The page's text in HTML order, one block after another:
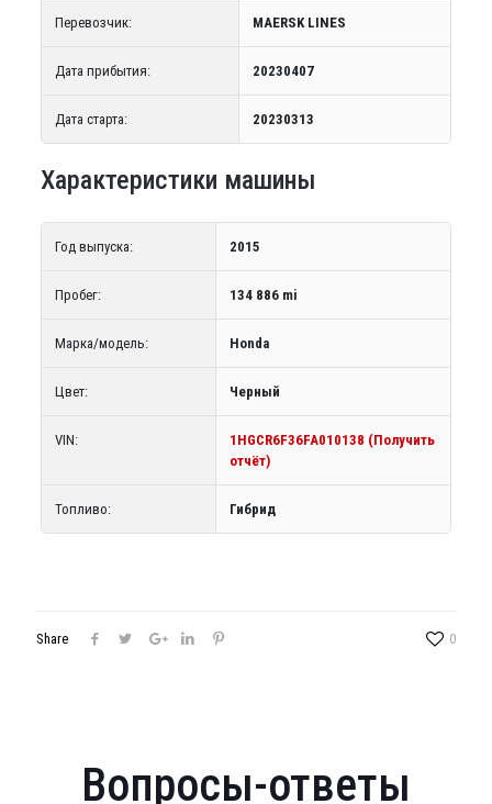
Перевозчик: MAERSK LINES
Дата прибытия: 20230407
Дата старта: 20230313
Характеристики машины
Год выпуска: 2015
Пробег: 134 886 mi
Марка/модель: Honda
Цвет: Черный
VIN:
1HGCR6F36FA010138 (Получить
отчёт)
Топливо: Гибрид
Share 0
Вопросы-ответы